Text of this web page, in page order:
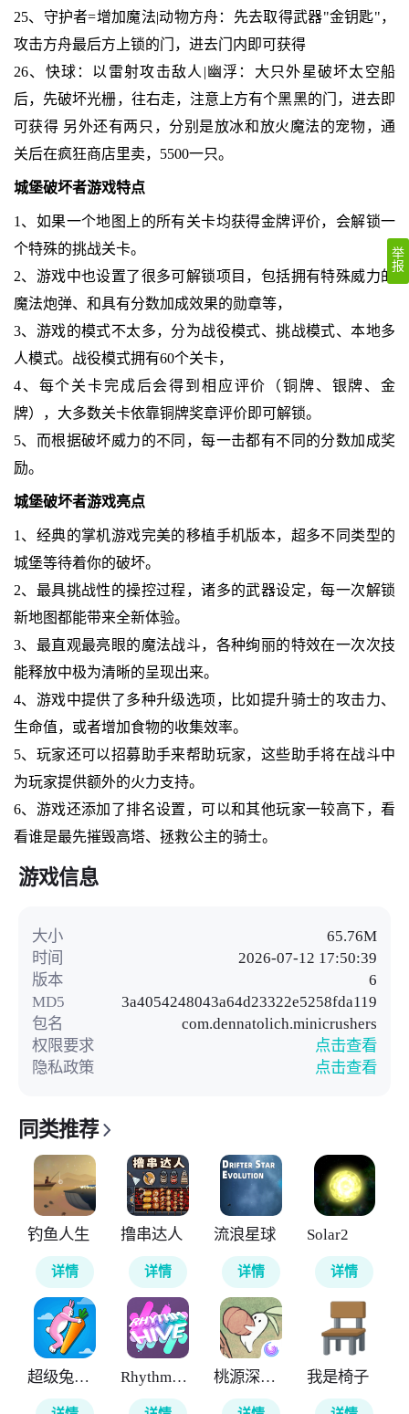
25、守护者=增加魔法|动物方舟：先去取得武器"金钥匙"，
攻击方舟最后方上锁的门，进去门内即可获得
26、快球：以雷射攻击敌人|幽浮：大只外星破坏太空船
后，先破坏光栅，往右走，注意上方有个黑黑的门，进去即
可获得 另外还有两只，分别是放冰和放火魔法的宠物，通
关后在疯狂商店里卖，5500一只。
城堡破坏者游戏特点
1、如果一个地图上的所有关卡均获得金牌评价，会解锁一
个特殊的挑战关卡。
2、游戏中也设置了很多可解锁项目，包括拥有特殊威力的
魔法炮弹、和具有分数加成效果的勋章等，
3、游戏的模式不太多，分为战役模式、挑战模式、本地多
人模式。战役模式拥有60个关卡，
4、每个关卡完成后会得到相应评价（铜牌、银牌、金
牌），大多数关卡依靠铜牌奖章评价即可解锁。
5、而根据破坏威力的不同，每一击都有不同的分数加成奖
励。
城堡破坏者游戏亮点
1、经典的掌机游戏完美的移植手机版本，超多不同类型的
城堡等待着你的破坏。
2、最具挑战性的操控过程，诸多的武器设定，每一次解锁
新地图都能带来全新体验。
3、最直观最亮眼的魔法战斗，各种绚丽的特效在一次次技
能释放中极为清晰的呈现出来。
4、游戏中提供了多种升级选项，比如提升骑士的攻击力、
生命值，或者增加食物的收集效率。
5、玩家还可以招募助手来帮助玩家，这些助手将在战斗中
为玩家提供额外的火力支持。
6、游戏还添加了排名设置，可以和其他玩家一较高下，看
看谁是最先摧毁高塔、拯救公主的骑士。
游戏信息
大小
65.76M
时间
2026-07-12 17:50:39
版本
6
MD5
3a4054248043a64d23322e5258fda119
包名
com.dennatolich.minicrushers
权限要求
点击查看
隐私政策
点击查看
同类推荐
钓鱼人生
详情
撸串达人
详情
流浪星球
详情
Solar2
详情
超级兔子人 RhythmHive 桃源深处有人家 我是椅子
举
报